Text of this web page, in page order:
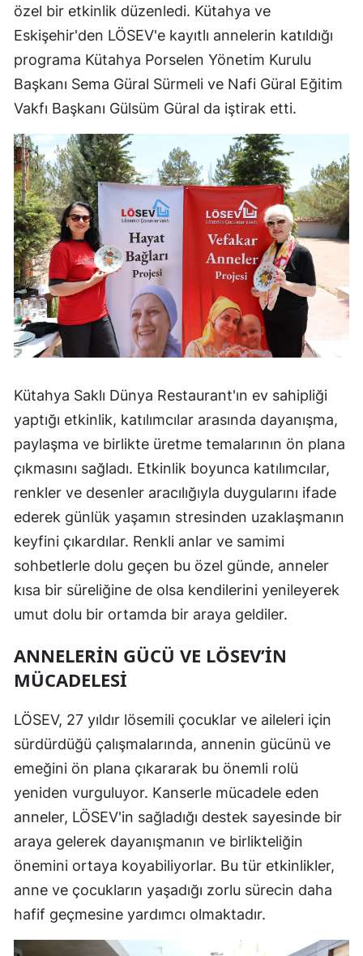
özel bir etkinlik düzenledi. Kütahya ve
Eskişehir'den LÖSEV'e kayıtlı annelerin katıldığı
programa Kütahya Porselen Yönetim Kurulu
Başkanı Sema Güral Sürmeli ve Nafi Güral Eğitim
Vakfı Başkanı Gülsüm Güral da iştirak etti.
Kütahya Saklı Dünya Restaurant'ın ev sahipliği
yaptığı etkinlik, katılımcılar arasında dayanışma,
paylaşma ve birlikte üretme temalarının ön plana
çıkmasını sağladı. Etkinlik boyunca katılımcılar,
renkler ve desenler aracılığıyla duygularını ifade
ederek günlük yaşamın stresinden uzaklaşmanın
keyfini çıkardılar. Renkli anlar ve samimi
sohbetlerle dolu geçen bu özel günde, anneler
kısa bir süreliğine de olsa kendilerini yenileyerek
umut dolu bir ortamda bir araya geldiler.
ANNELERIN GÜCÜ VE LÖSEV’IN
MÜCADELESI
LÖSEV, 27 yıldır lösemili çocuklar ve aileleri için
sürdürdüğü çalışmalarında, annenin gücünü ve
emeğini ön plana çıkararak bu önemli rolü
yeniden vurguluyor. Kanserle mücadele eden
anneler, LÖSEV'in sağladığı destek sayesinde bir
araya gelerek dayanışmanın ve birlikteliğin
önemini ortaya koyabiliyorlar. Bu tür etkinlikler,
anne ve çocukların yaşadığı zorlu sürecin daha
hafif geçmesine yardımcı olmaktadır.